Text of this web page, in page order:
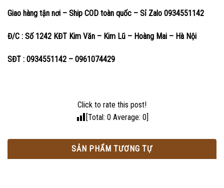
Giao hàng tận nơi – Ship COD toàn quốc – Sỉ Zalo 0934551142
Đ/C : Số 1242 KĐT Kim Văn – Kim Lũ – Hoàng Mai – Hà Nội
SĐT : 0934551142 – 0961074429
Click to rate this post!
[Total: 0 Average: 0
SẢN PHẨM TƯƠNG TỰ